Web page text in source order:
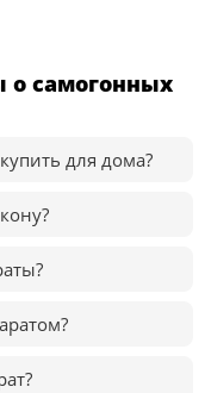
о самогонных
для дома?